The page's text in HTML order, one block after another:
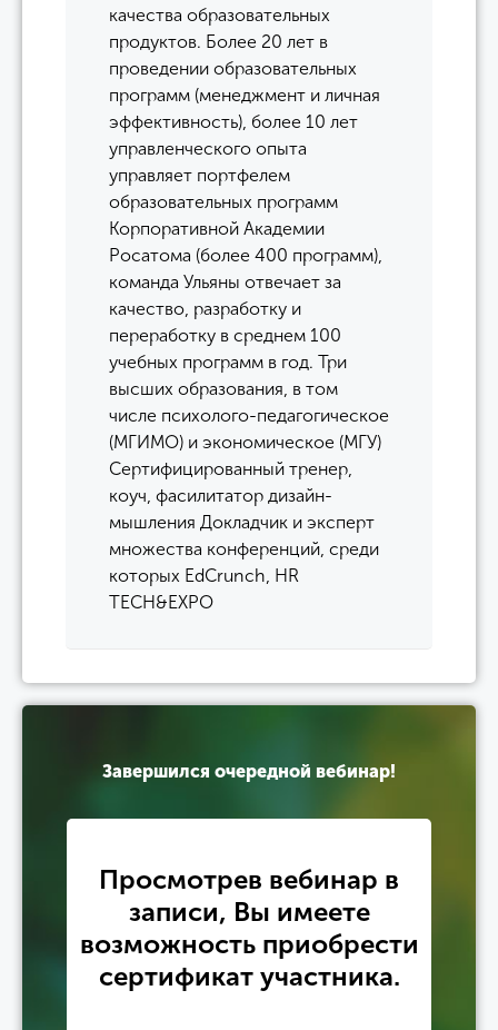
качества образовательных
продуктов. Более 20 лет в
проведении образовательных
программ (менеджмент и личная
эффективность), более 10 лет
управленческого опыта
управляет портфелем
образовательных программ
Корпоративной Академии
Росатома (более 400 программ),
команда Ульяны отвечает за
качество, разработку и
переработку в среднем 100
учебных программ в год. Три
высших образования, в том
числе психолого-педагогическое
(МГИМО) и экономическое (МГУ)
Сертифицированный тренер,
коуч, фасилитатор дизайн-
мышления Докладчик и эксперт
множества конференций, среди
которых EdCrunch, HR
TECH&EXPO
Завершился очередной вебинар!
Просмотрев вебинар в
записи, Вы имеете
возможность приобрести
сертификат участника.